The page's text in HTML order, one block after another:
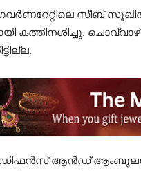
സീബ്​
കത്തിനശിച്ചു.
ഡിഫൻസ്​ ആൻഡ്​ ആംബുലൻസ്​